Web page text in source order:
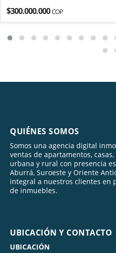
$300.000.000COP
QUIÉNES SOMOS
Somos una agencia digital
ventas de apartamentos,
urbana y rural con presencia
Aburrá, Suroeste y Oriente
integral a nuestros clientes en
de inmuebles.
UBICACIÓN Y CONTACTO
UBICACIÓN